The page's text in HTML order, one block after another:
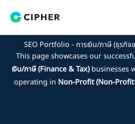
SEO Portfolio - การเงิน/ภาษี (ธุรกิ
This page showcases our
เงิน/ภาษี (Finance & Tax)businesses
operating in Non-Profit (Non-